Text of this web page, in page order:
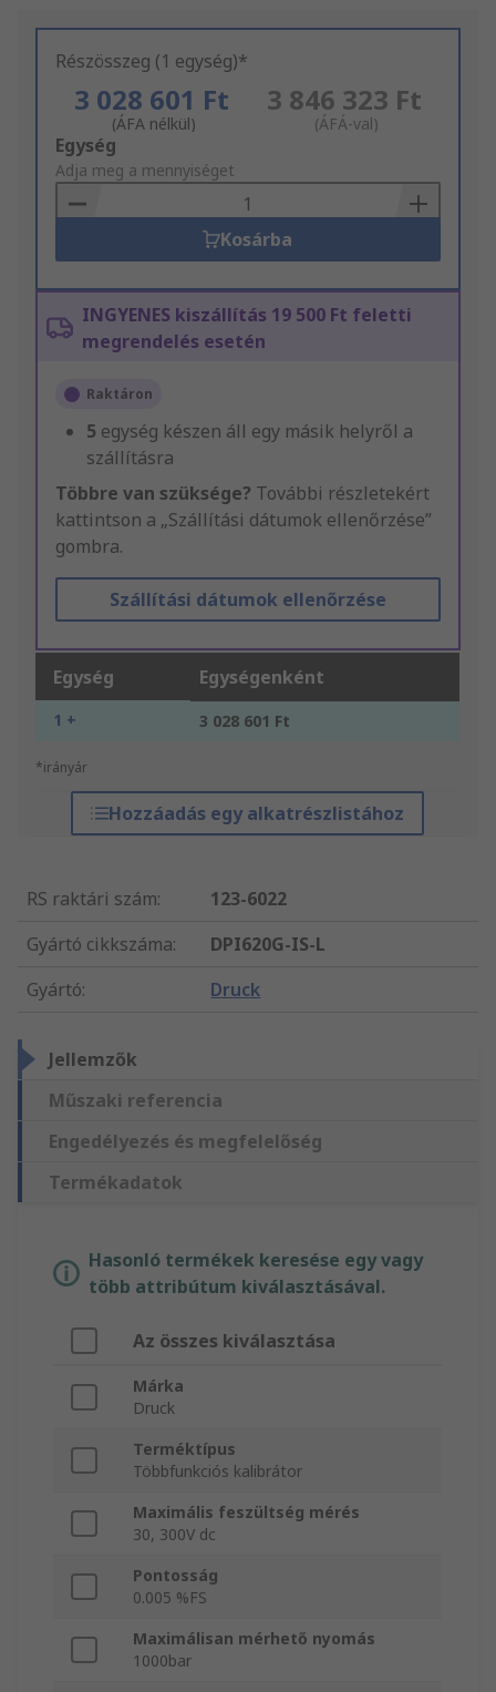
Részösszeg (1 egység)*
3 028 601 Ft
(ÁFA nélkül)
3 846 323 Ft
(ÁFÁ-val)
Add
to
Basket
Egység
Adja meg a mennyiséget
Kosárba
INGYENES kiszállítás 19 500 Ft feletti
megrendelés esetén
Raktáron
5 egység készen áll egy másik helyről a
szállításra
Többre van szüksége? További részletekért
kattintson a „Szállítási dátumok ellenőrzése”
gombra.
Szállítási dátumok ellenőrzése
Egység Egységenként
1 + 3 028 601 Ft
*irányár
Hozzáadás egy alkatrészlistához
RS raktári szám:
123-6022
Gyártó cikkszáma:
DPI620G-IS-L
Gyártó: Druck
Jellemzők
Műszaki referencia
Engedélyezés és megfelelőség
Termékadatok
Hasonló termékek keresése egy vagy
több attribútum kiválasztásával.
Az összes kiválasztása
Márka
Druck
Terméktípus
Többfunkciós kalibrátor
Maximális feszültség mérés
30, 300V dc
Pontosság
0.005 %FS
Maximálisan mérhető nyomás
1000bar